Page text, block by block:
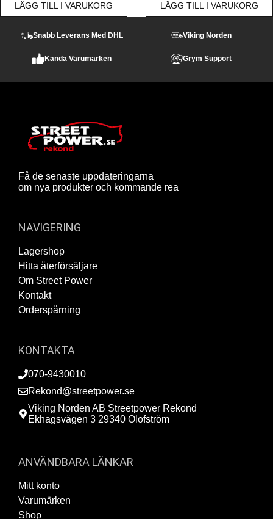
LÄGG TILL I VARUKORG LÄGG TILL I VARUKORG
Snabb Leverans Med DHL Viking Norden
Kända Varumärken Grym Support
Få de senaste uppdateringarna
om nya produkter och kommande rea
NAVIGERING
Lagershop
Hitta återförsäljare
Om Street Power
Kontakt
Orderspårning
KONTAKTA
070-9430010
Rekond@streetpower.se
Viking Norden AB Streetpower Rekond
Ekhagsvägen 3 29340 Olofström
ANVÄNDBARA LÄNKAR
Mitt konto
Varumärken
Shop